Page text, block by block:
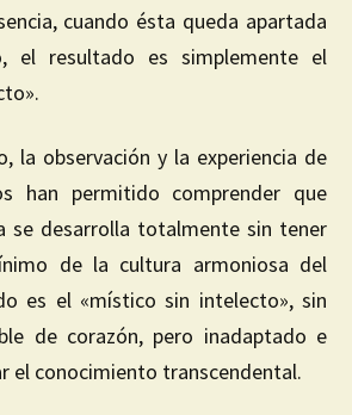
cuando ésta queda apartada
el resultado es simplemente el
la observación y la experiencia de
han permitido comprender que
se desarrolla totalmente sin tener
de la cultura armoniosa del
es el «místico sin intelecto», sin
de corazón, pero inadaptado e
el conocimiento transcendental.